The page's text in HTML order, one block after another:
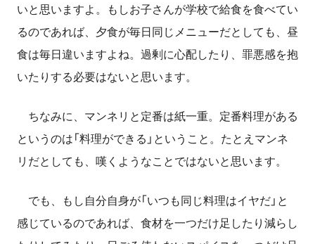
いと思いますよ。もしお子さんが学校で給食を食べてい
るのであれば、夕食が毎日同じメニューだとしても、昼
食は毎日違いますよね。過剰に心配したり、罪悪感を抱
いたりする必要はないと思います。
ちなみに、マンネリと定番は紙一重。定番料理がある
というのは「料理ができる」ということ。たとえマンネ
リだとしても、嘆くようなことではないと思います。
でも、もし自分自身が「いつも同じ料理はイヤだ」と
感じているのであれば、食材を一つだけ足したり減らし